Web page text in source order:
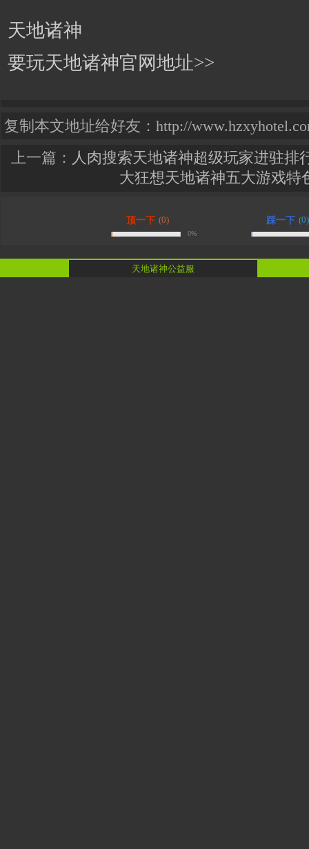
天地诸神
要玩天地诸神官网地址>>
复制本文地址给好友：http://
上一篇： 人肉搜索天地诸神超级玩家进驻排
大狂想天地诸神五大游戏特
顶一下 (0)
0%
踩一下 (0)
天地诸神公益服